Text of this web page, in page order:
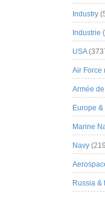
Industry
Industrie
USA
Air Force
Armée de
Europe &
Marine
Navy
Russia &